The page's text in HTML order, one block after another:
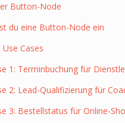
Button-Node
du eine Button-Node ein
Cases
1: Terminbuchung für
2: Lead-Qualifizierung für
3: Bestellstatus für Online-